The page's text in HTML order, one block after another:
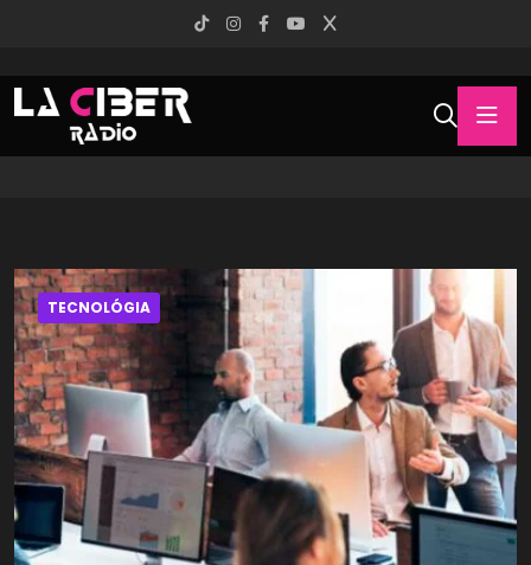
TECNOLÓGIA